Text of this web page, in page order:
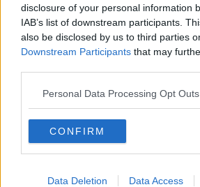
disclosure of your personal information
IAB’s list of downstream participants.
also be disclosed by us to third parties
Downstream Participants that may
Personal Data Processing Opt Outs
CONFIRM
Data Deletion Data Access
della cultura. La mostra dovrebbe essere
storico e di grande fascino, ormai è oltre
Matera ed ho un amore particolare per
Riccardo Ferrucci
Se vuoi leggere le notizie principali della
Newsletter QUInews - ToscanaMedia.
alle 20:00 direttamente nella tua casella di